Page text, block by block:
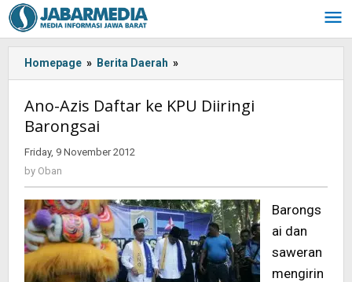
Skip
to
content
Homepage » Berita Daerah »
Azis
ke
Ano-Azis Daftar ke KPU Diiringi
Barongsai
Friday, 9 November 2012
by Oban
Barongs
ai dan
saweran
mengirin